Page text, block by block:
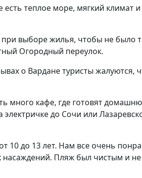
теплое море, мягкий
выборе жилья, чтобы не
Огородный переулок.
о Вардане туристы
много кафе, где готовят
до Сочи или
10 до 13 лет. Нам все очень
Пляж был чистым и